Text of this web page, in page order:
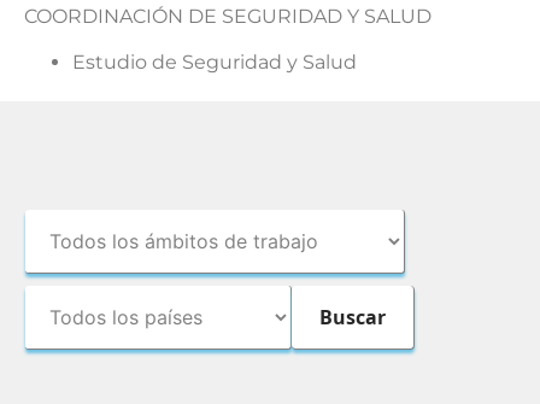
COORDINACIÓN DE SEGURIDAD Y SALUD
Estudio de Seguridad y Salud